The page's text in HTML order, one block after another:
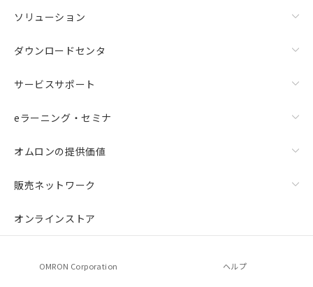
ソリューション
ダウンロードセンタ
サービスサポート
eラーニング・セミナ
オムロンの提供価値
販売ネットワーク
オンラインストア
OMRON Corporation ヘルプ